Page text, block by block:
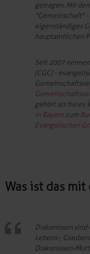
getragen. Mit
"Gemeinschaft"
eigenständiges
hauptamtlichen
Seit 2007
(CGC) -
gehört als freies
in Bayern zum
Evangelischen
Was ist das mit
Diakonissen
Lebens-,
Diakonissen-